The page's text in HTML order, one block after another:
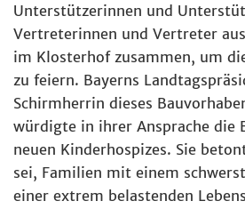
Unterstützerinnen und
Vertreterinnen und Vertreter
im Klosterhof zusammen, um
zu feiern. Bayerns
Schirmherrin dieses
würdigte in ihrer Ansprache die
neuen Kinderhospizes. Sie
sei, Familien mit einem
einer extrem belastenden